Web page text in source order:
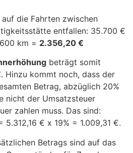
die Fahrten zwischen
entfallen: 35.700 €
km = 2.356,20 €
beträgt somit
. Hinzu kommt noch, dass der
Betrag, abzüglich 20%
nicht der Umsatzsteuer
zahlen muss. Das sind:
5.312,16 € x 19% = 1.009,31 €.
Betrags sind auf das